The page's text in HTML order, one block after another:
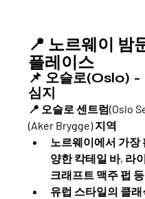
📍 노르웨이 밤
플레이스
📌 오슬로(Oslo) -
심지
📍 오슬로 센트럼(Oslo
(Aker Brygge) 지역
노르웨이에서 가장
양한 칵테일 바, 라
크래프트 맥주 펍
유럽 스타일의 클